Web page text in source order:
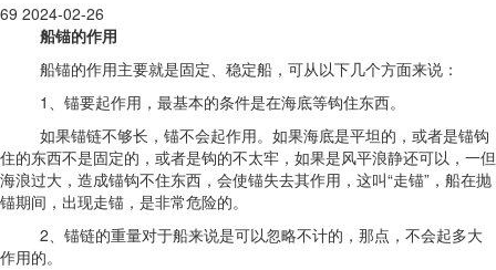
69 2024-02-26
船锚的作用
船锚的作用主要就是固定、稳定船，可从以下几个方面来说：
1、锚要起作用，最基本的条件是在海底等钩住东西。
如果锚链不够长，锚不会起作用。如果海底是平坦的，或者是锚钩
住的东西不是固定的，或者是钩的不太牢，如果是风平浪静还可以，一但
海浪过大，造成锚钩不住东西，会使锚失去其作用，这叫“走锚”，船在抛
锚期间，出现走锚，是非常危险的。
2、锚链的重量对于船来说是可以忽略不计的，那点，不会起多大
作用的。